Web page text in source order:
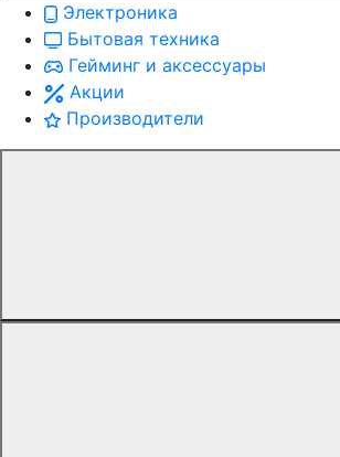
Электроника
Бытовая техника
Гейминг и аксессуары
Акции
Производители